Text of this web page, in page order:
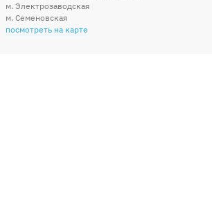
м. Электрозаводская
м. Семеновская
посмотреть на карте